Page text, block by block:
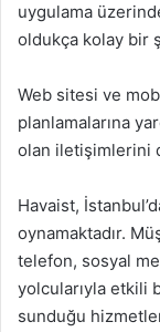
uygulama
oldukça kolay bir
Web sitesi ve
planlamalarına
olan iletişimlerini
Havaist,
oynamaktadır.
telefon, sosyal
yolcularıyla etkili
sunduğu